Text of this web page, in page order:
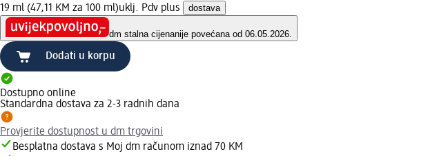
19 ml (47,11 KM za 100 ml)uklj. Pdv plus dostava
dm stalna cijenanije povećana od 06.05.2026.
Dodati u korpu
Dostupno online
Standardna dostava za 2-3 radnih dana
Provjerite dostupnost u dm trgovini
Besplatna dostava s Moj dm računom iznad 70 KM